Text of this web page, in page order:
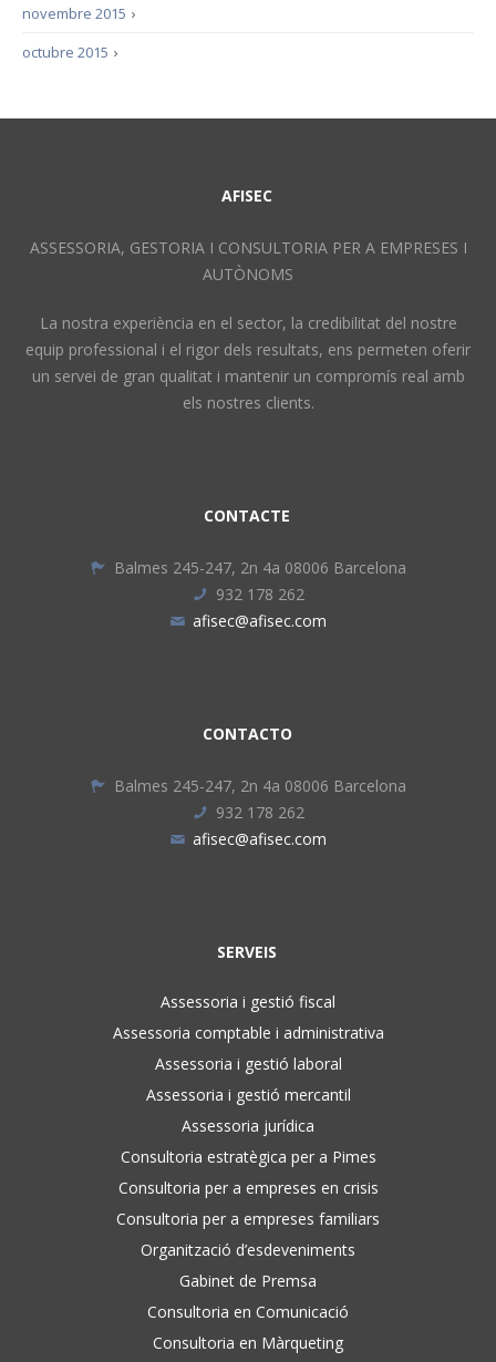
›
novembre 2015
›
octubre 2015
AFISEC
ASSESSORIA, GESTORIA I CONSULTORIA PER A EMPRESES I
AUTÒNOMS
La nostra experiència en el sector, la credibilitat del nostre
equip professional i el rigor dels resultats, ens permeten oferir
un servei de gran qualitat i mantenir un compromís real amb
els nostres clients.
CONTACTE
Balmes 245-247, 2n 4a 08006 Barcelona
932 178 262
afisec@afisec.com
CONTACTO
Balmes 245-247, 2n 4a 08006 Barcelona
932 178 262
afisec@afisec.com
SERVEIS
Assessoria i gestió fiscal
Assessoria comptable i administrativa
Assessoria i gestió laboral
Assessoria i gestió mercantil
Assessoria jurídica
Consultoria estratègica per a Pimes
Consultoria per a empreses en crisis
Consultoria per a empreses familiars
Organització d’esdeveniments
Gabinet de Premsa
Consultoria en Comunicació
Consultoria en Màrqueting